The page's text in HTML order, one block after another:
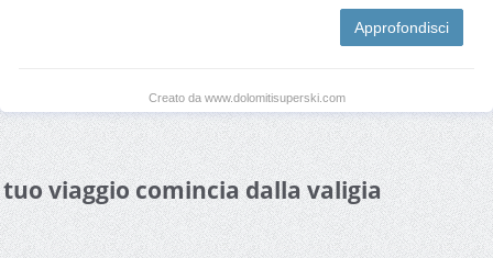
Approfondisci
Creato da www.dolomitisuperski.com
viaggio comincia dalla valigia